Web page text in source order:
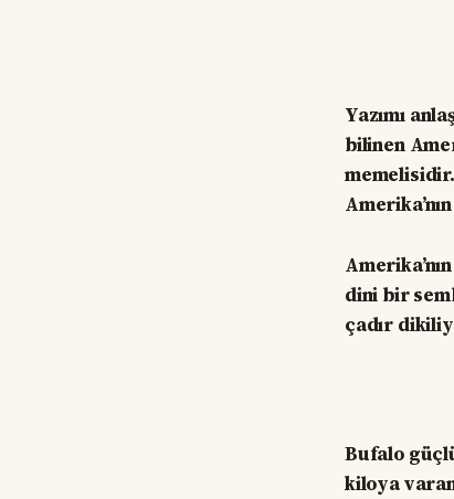
Yazımı
bilinen
dini bir
çadır
Bufalo
kiloya